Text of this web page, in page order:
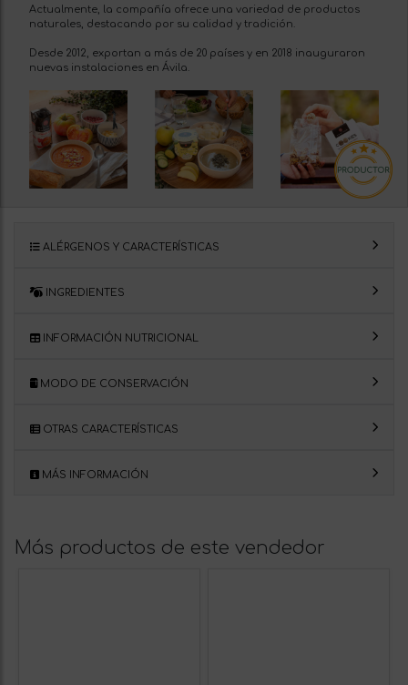
Actualmente, la compañía ofrece una variedad de productos
naturales, destacando por su calidad y tradición.
Desde 2012, exportan a más de 20 países y en 2018 inauguraron
nuevas instalaciones en Ávila.
ALÉRGENOS Y CARACTERÍSTICAS
INGREDIENTES
INFORMACIÓN NUTRICIONAL
MODO DE CONSERVACIÓN
OTRAS CARACTERÍSTICAS
MÁS INFORMACIÓN
Más productos de este vendedor